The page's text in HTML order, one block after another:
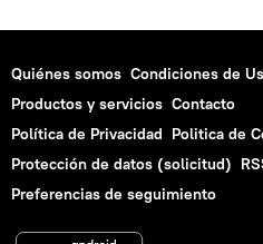
Quiénes somos Condiciones de
Productos y servicios Contacto
Política de Privacidad Politica de
Protección de datos (solicitud)
Preferencias de seguimiento